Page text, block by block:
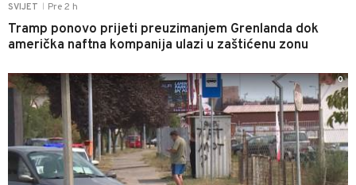
SVIJET Pre 2 h
Tramp ponovo prijeti preuzimanjem Grenlanda dok
američka naftna kompanija ulazi u zaštićenu zonu
0